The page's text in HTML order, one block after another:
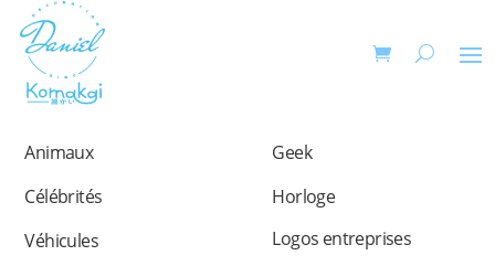
Animaux
Célébrités
Véhicules
Geek
Horloge
Logos entreprises